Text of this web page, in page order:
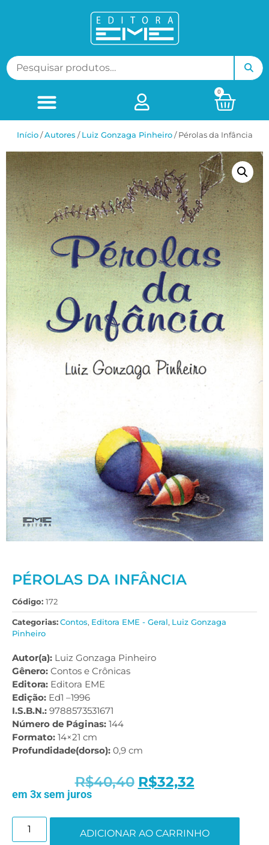
0
Início/ㅤAutores /Luiz Gonzaga Pinheiro/ Pérolas da Infância
PÉROLAS DA INFÂNCIA
Código: 172
Categorias:Contos, Editora EME - Geral, Luiz Gonzaga
Pinheiro
Autor(a): Luiz Gonzaga Pinheiro
Gênero: Contos e Crônicas
Editora: Editora EME
Edição: Ed1 –1996
I.S.B.N.: 9788573531671
Número de Páginas: 144
Formato: 14×21 cm
Profundidade(dorso): 0,9 cm
R$40,40 R$32,32
em 3x sem juros
ADICIONAR AO CARRINHO